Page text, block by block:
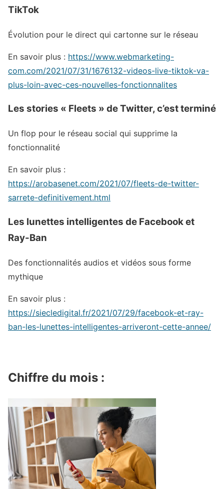
TikTok
Évolution pour le direct qui cartonne sur le réseau
En savoir plus : https://www.webmarketing-
com.com/2021/07/31/1676132-videos-live-tiktok-va-
plus-loin-avec-ces-nouvelles-fonctionnalites
Les stories « Fleets » de Twitter, c’est terminé
Un flop pour le réseau social qui supprime la
fonctionnalité
En savoir plus :
https://arobasenet.com/2021/07/fleets-de-twitter-
sarrete-definitivement.html
Les lunettes intelligentes de Facebook et
Ray-Ban
Des fonctionnalités audios et vidéos sous forme
mythique
En savoir plus :
https://siecledigital.fr/2021/07/29/facebook-et-ray-
ban-les-lunettes-intelligentes-arriveront-cette-annee/
Chiffre du mois :